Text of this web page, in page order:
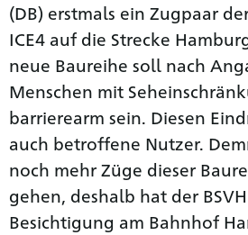
(DB) erstmals ein Zugpaar
ICE4 auf die Strecke
neue Baureihe soll nach
Menschen mit
barrierearm sein. Diesen
auch betroffene Nutzer.
noch mehr Züge dieser
gehen, deshalb hat der
Besichtigung am Bahnhof